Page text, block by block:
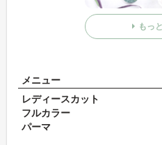
もっ
メニュー
レディースカット
フルカラー
パーマ